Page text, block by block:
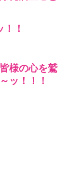
！
様の心を鷲
ッ！！！